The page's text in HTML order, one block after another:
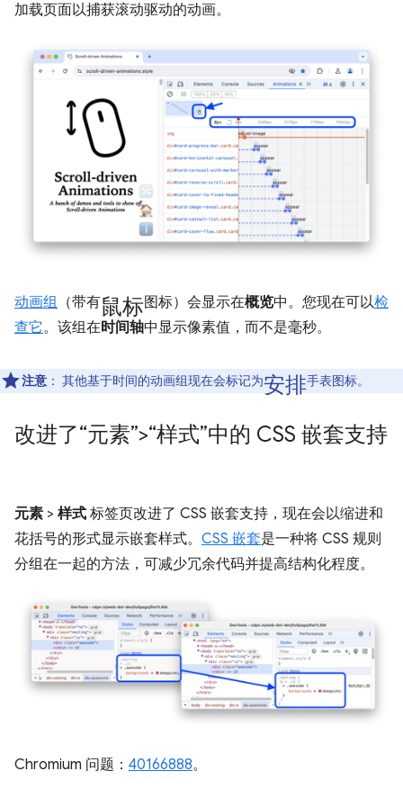
加载页面以捕获滚动驱动的动画。
动画组 （带有鼠标图标）会显示在概览中。您现在可以检
查它。该组在时间轴中显示像素值，而不是毫秒。
注意 ： 其他基于时间的动画组现在会标记为安排手表图标。
改进了“元素”>“样式”中的 CSS 嵌套支持
元素 > 样式 标签页改进了 CSS 嵌套支持，现在会以缩进和
花括号的形式显示嵌套样式。 CSS 嵌套是一种将 CSS 规则
分组在一起的方法，可减少冗余代码并提高结构化程度。
Chromium 问题： 40166888。